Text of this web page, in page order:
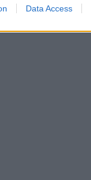
Data Access